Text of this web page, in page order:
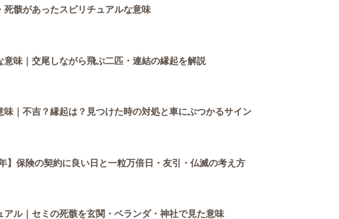
骸があったスピリチュアルな意味
意味｜交尾しながら飛ぶ二匹・連結の縁起を解説
｜不吉？縁起は？見つけた時の対処と車にぶつかるサイン
】保険の契約に良い日と一粒万倍日・友引・仏滅の考え方
ル｜セミの死骸を玄関・ベランダ・神社で見た意味